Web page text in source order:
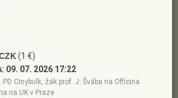
(1 €)
09. 07. 2026 17:22
Cinybulk, žák prof. J. Švába na Officina
na UK v Praze